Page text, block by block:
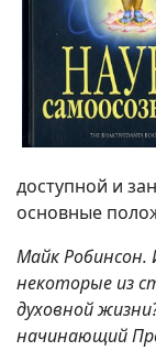
доступной и
основные
Майк Робинсон.
некоторые из
духовной
начинающий